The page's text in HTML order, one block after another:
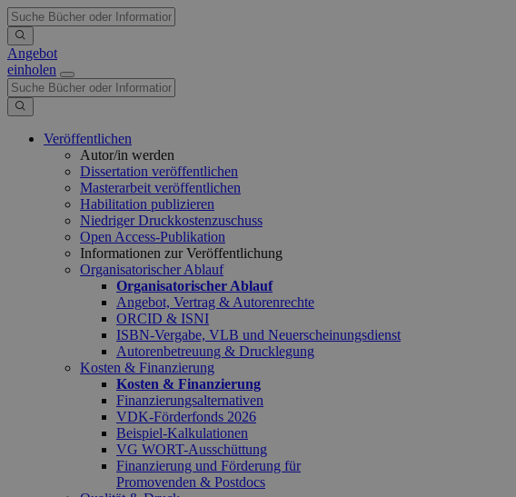
Angebot
einholen
Veröffentlichen
Autor/in werden
Dissertation veröffentlichen
Masterarbeit veröffentlichen
Habilitation publizieren
Niedriger Druckkostenzuschuss
Open Access-Publikation
Informationen zur Veröffentlichung
Organisatorischer Ablauf
Organisatorischer Ablauf
Angebot, Vertrag & Autorenrechte
ORCID & ISNI
ISBN-Vergabe, VLB und Neuerscheinungsdienst
Autorenbetreuung & Drucklegung
Kosten & Finanzierung
Kosten & Finanzierung
Finanzierungsalternativen
VDK-Förderfonds 2026
Beispiel-Kalkulationen
VG WORT-Ausschüttung
Finanzierung und Förderung für
Promovenden & Postdocs